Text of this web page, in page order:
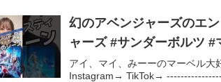
幻のアベンジャーズのエ
ャーズ #サンダーボルツ #
アイ、マイ、みーーのマーベル
Instagram→ TikTok→